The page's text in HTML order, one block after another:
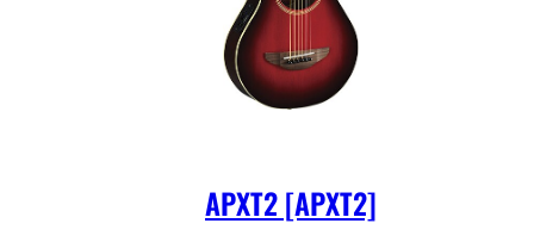
APXT2 [APXT2]